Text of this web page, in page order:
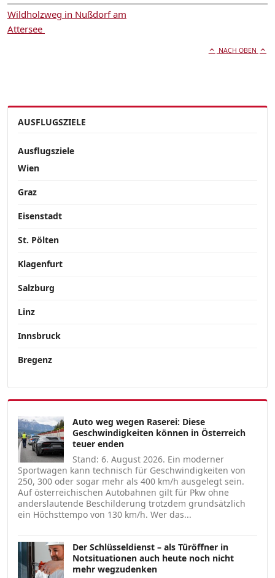
Wildholzweg in Nußdorf am
Attersee
NACH OBEN
AUSFLUGSZIELE
Ausflugsziele
Wien
Graz
Eisenstadt
St. Pölten
Klagenfurt
Salzburg
Linz
Innsbruck
Bregenz
Auto weg wegen Raserei: Diese
Geschwindigkeiten können in Österreich
teuer enden
Stand: 6. August 2026. Ein moderner
Sportwagen kann technisch für Geschwindigkeiten von
250, 300 oder sogar mehr als 400 km/h ausgelegt sein.
Auf österreichischen Autobahnen gilt für Pkw ohne
anderslautende Beschilderung trotzdem grundsätzlich
ein Höchsttempo von 130 km/h. Wer das...
Der Schlüsseldienst – als Türöffner in
Notsituationen auch heute noch nicht
mehr wegzudenken